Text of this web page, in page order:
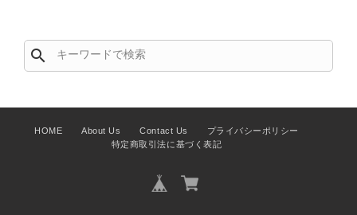
search
HOME About Us Contact Us
プライバシーポリシー
特定商取引法に基づく表記